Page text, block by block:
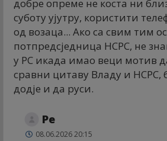
добре опреме не коста ни
суботу ујутру, користити
од возаца... Ако са свим тим
потпредсједница НСРС, не
у РС икада имао веци мотив
сравни цитаву Владу и НСРС,
додје и да руси.
Ре
08.06.2026 20:15